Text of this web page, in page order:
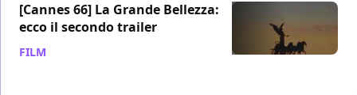
[Cannes 66] La Grande Bellezza:
ecco il secondo trailer
FILM